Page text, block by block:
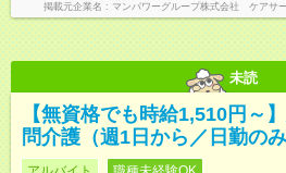
掲載元企業名 マンパワーグループ株式会社 ケアサ
未読
【無資格でも時給1,510円～
問介護（週1日から／日勤の